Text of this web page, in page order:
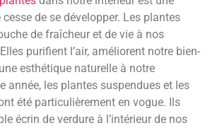
de se développer. Les plantes
de fraîcheur et de vie à nos
purifient l’air, améliorent notre bien-
esthétique naturelle à notre
année, les plantes suspendues et les
été particulièrement en vogue. Ils
écrin de verdure à l’intérieur de nos